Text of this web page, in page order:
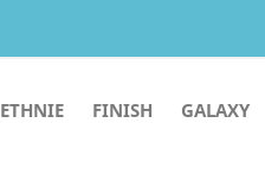
ETHNIE FINISH GALAXY